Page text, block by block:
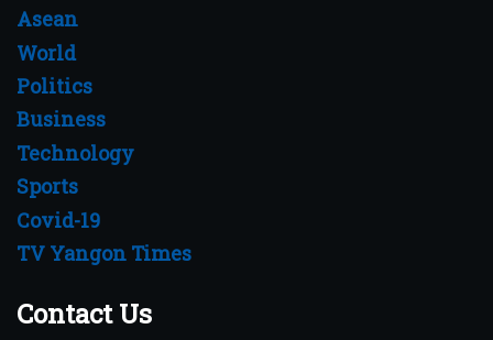
Asean
World
Politics
Business
Technology
Sports
Covid-19
TV Yangon Times
Contact Us